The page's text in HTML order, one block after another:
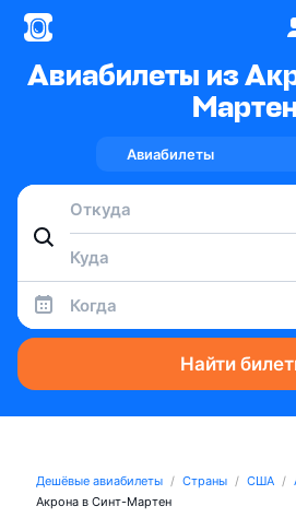
Авиабилеты из
Авиабилеты
Когда
Найти
Дешёвые авиабилеты Страны США
Акрона в Синт-Мартен